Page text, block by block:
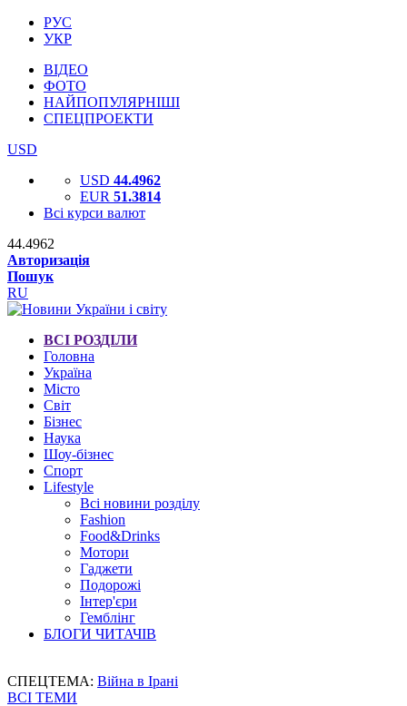
РУС
УКР
ВІДЕО
ФОТО
НАЙПОПУЛЯРНІШІ
СПЕЦПРОЕКТИ
USD
USD 44.4962
EUR 51.3814
Всі курси валют
44.4962
Авторизація
Пошук
RU
ВСІ РОЗДІЛИ
Головна
Україна
Місто
Світ
Бізнес
Наука
Шоу-бізнес
Спорт
Lifestyle
Всі новини розділу
Fashion
Food&Drinks
Мотори
Гаджети
Подорожі
Інтер'єри
Гемблінг
БЛОГИ ЧИТАЧІВ
СПЕЦТЕМА: Війна в Ірані
ВСІ ТЕМИ